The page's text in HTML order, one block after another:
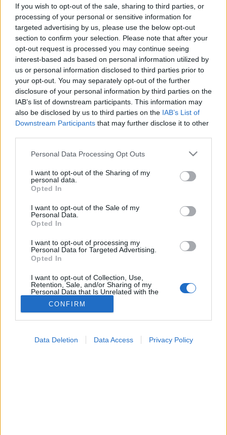
If you wish to opt-out of the sale, sharing to third parties, or
processing of your personal or sensitive information for
targeted advertising by us, please use the below opt-out
section to confirm your selection. Please note that after your
opt-out request is processed you may continue seeing
interest-based ads based on personal information utilized by
us or personal information disclosed to third parties prior to
your opt-out. You may separately opt-out of the further
disclosure of your personal information by third parties on the
IAB’s list of downstream participants. This information may
also be disclosed by us to third parties on the IAB’s List of
Downstream Participants that may further disclose it to other
Please note that this website/app uses one or more Google
not limited to your visit or usage behaviour. You may click to
grant or deny consent to Google and its third-party tags to
use your data for below specified purposes in below Google
consent section.
Personal Data Processing Opt Outs
I want to opt-out of the Sharing of my
personal data.
Opted In
I want to opt-out of the Sale of my
Personal Data.
Opted In
I want to opt-out of processing my
Personal Data for Targeted Advertising.
Opted In
I want to opt-out of Collection, Use,
Retention, Sale, and/or Sharing of my
Personal Data that Is Unrelated with the
Purposes for which it was collected.
Opted Out
CONFIRM
Data Deletion Data Access Privacy Policy
2026. május 10. 15:30
Megosztás
Küldés
Petrás Gabriella